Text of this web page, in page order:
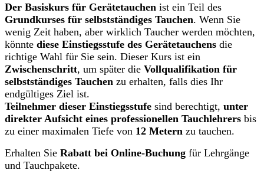
Der Basiskurs für Gerätetauchen ist ein Teil des
Grundkurses für selbstständiges Tauchen. Wenn Sie
wenig Zeit haben, aber wirklich Taucher werden möchten,
könnte diese Einstiegsstufe des Gerätetauchens die
richtige Wahl für Sie sein. Dieser Kurs ist ein
Zwischenschritt, um später die Vollqualifikation für
selbstständiges Tauchen zu erhalten, falls dies Ihr
endgültiges Ziel ist.
Teilnehmer dieser Einstiegsstufe sind berechtigt, unter
direkter Aufsicht eines professionellen Tauchlehrers bis
zu einer maximalen Tiefe von 12 Metern zu tauchen.
Erhalten Sie Rabatt bei Online-Buchung für Lehrgänge
und Tauchpakete.